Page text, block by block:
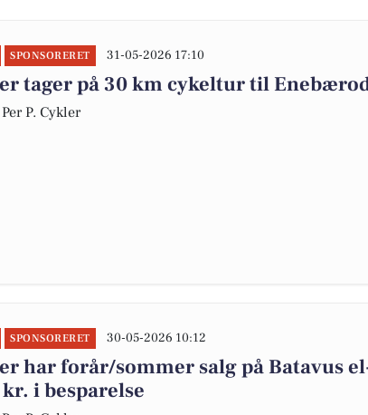
SPONSORERET 31-05-2026 17:10
tager på 30 km cykeltur til
P. Cykler
SPONSORERET 30-05-2026 10:12
har forår/sommer salg på Batavus
i besparelse